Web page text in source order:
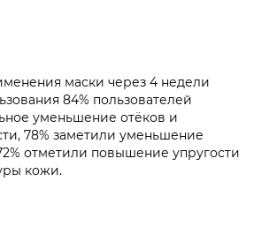
маски через 4 недели
84% пользователей
уменьшение отёков и
78% заметили уменьшение
отметили повышение упругости
кожи.